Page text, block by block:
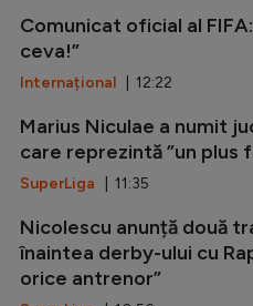
Comunicat oficial al
ceva!”
Internațional | 12:22
Marius Niculae a numit
care reprezintă ”un plus
SuperLiga | 11:35
Nicolescu anunță două
înaintea derby-ului cu
orice antrenor”